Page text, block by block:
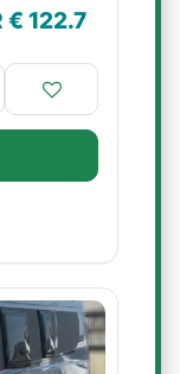
122.7
€ EUR